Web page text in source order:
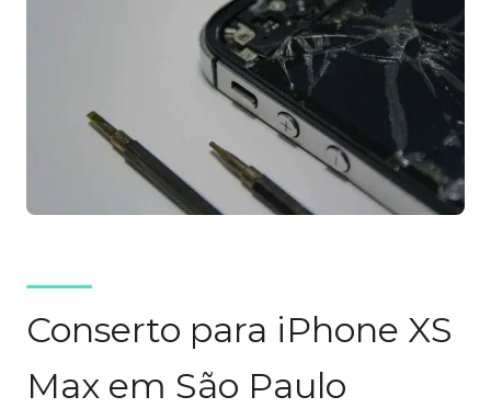
Conserto para iPhone XS
Max em São Paulo